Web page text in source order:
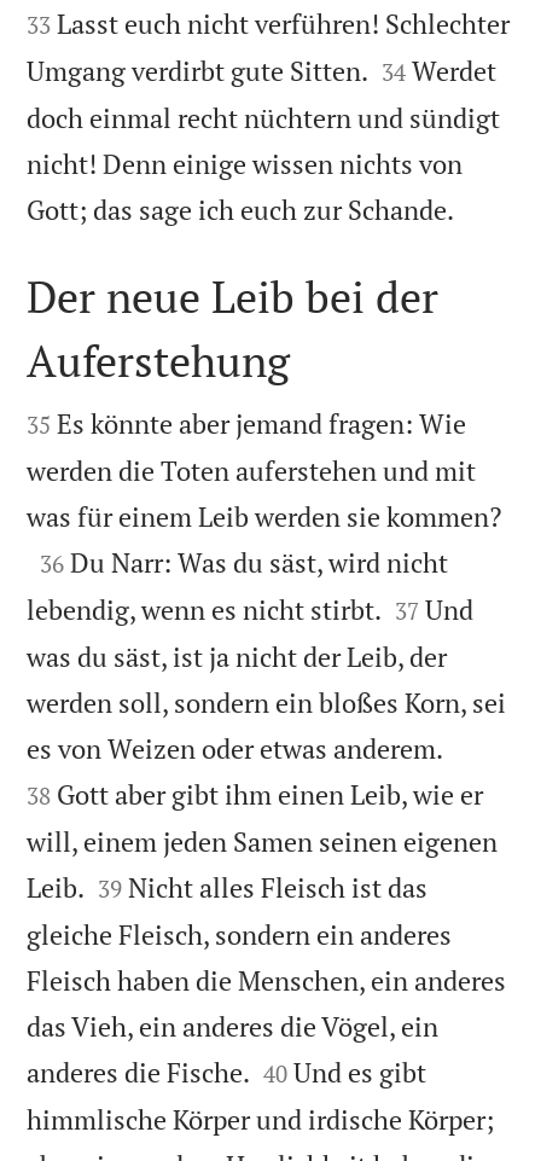
33 Lasst euch nicht verführen! Schlechter
Umgang verdirbt gute Sitten. 

34 Werdet
doch einmal recht nüchtern und sündigt
nicht! Denn einige wissen nichts von
Gott; das sage ich euch zur Schande.

Der neue Leib bei der
Auferstehung

35 Es könnte aber jemand fragen: Wie
werden die Toten auferstehen und mit
was für einem Leib werden sie kommen?

36 Du Narr: Was du säst, wird nicht
lebendig, wenn es nicht stirbt. 

37 Und
was du säst, ist ja nicht der Leib, der
werden soll, sondern ein bloßes Korn, sei
es von Weizen oder etwas anderem.
38 Gott aber gibt ihm einen Leib, wie er
will, einem jeden Samen seinen eigenen
Leib. 

39 Nicht alles Fleisch ist das
gleiche Fleisch, sondern ein anderes
Fleisch haben die Menschen, ein anderes
das Vieh, ein anderes die Vögel, ein
anderes die Fische. 

40 Und es gibt
himmlische Körper und irdische Körper;